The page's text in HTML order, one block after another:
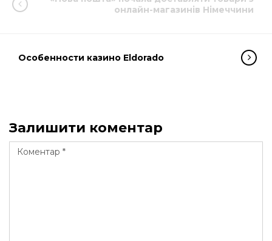
онлайн-магазинів Німеччини
Особенности казино Eldorado
Залишити коментар